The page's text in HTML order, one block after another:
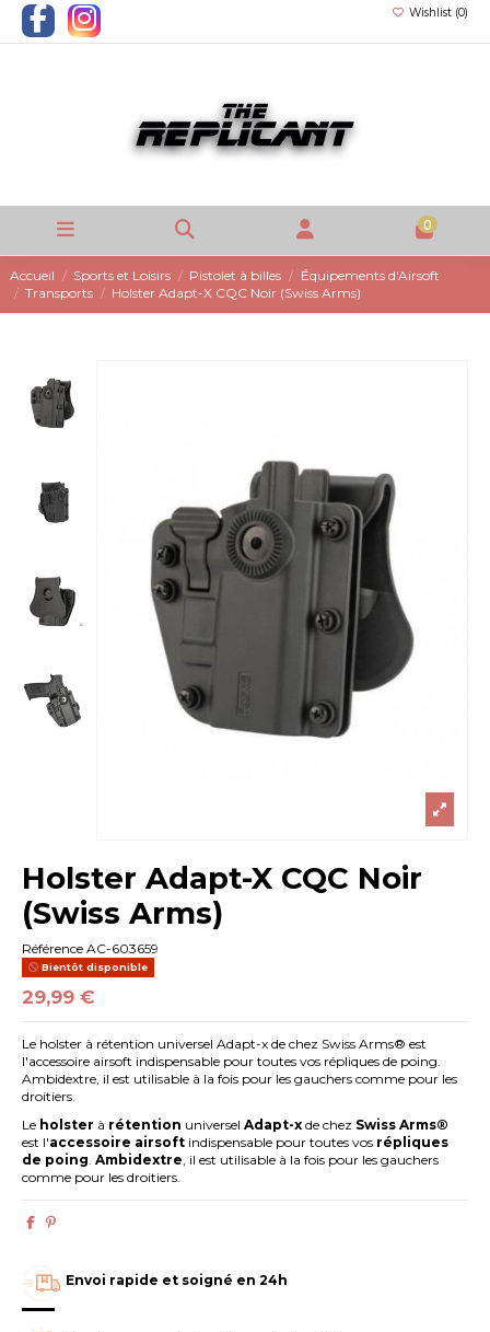
Wishlist (0)
0
Accueil Sports et Loisirs Pistolet à billes
Équipements d'Airsoft
Transports
Holster Adapt-X CQC Noir (Swiss Arms)
Holster Adapt-X CQC Noir
(Swiss Arms)
Référence AC-603659
Bientôt disponible
29,99 €
Le holster à rétention universel Adapt-x de chez Swiss Arms® est
l'accessoire airsoft indispensable pour toutes vos répliques de poing.
Ambidextre, il est utilisable à la fois pour les gauchers comme pour les
droitiers.
Le holster à rétention universel Adapt-xde chez Swiss Arms®
est l'accessoire airsoft indispensable pour toutes vos répliques
de poing .Ambidextre , il est utilisable à la fois pour les gauchers
comme pour les droitiers.
Envoi rapide et soigné en 24h